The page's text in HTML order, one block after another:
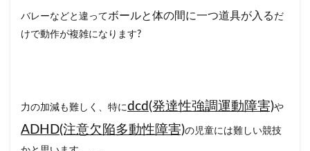
バレーなどと違ってボールと体の間に一つ道具が入る だ
けで動作が複雑になります?
力の加減も難しく、特にdcd(発達性強調運動障害)や
ADHD(注意欠陥多動性障害)の児童には難しい競技